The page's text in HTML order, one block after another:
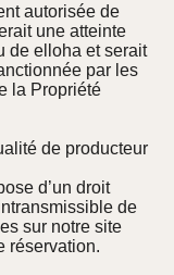
autorisée de
une atteinte
de elloha et serait
par les
la Propriété
de producteur
d’un droit
de
sur notre site
réservation.